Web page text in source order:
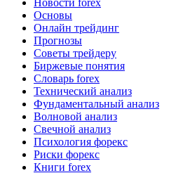
Новости forex
Основы
Онлайн трейдинг
Прогнозы
Советы трейдеру
Биржевые понятия
Словарь forex
Технический анализ
Фундаментальный анализ
Волновой анализ
Свечной анализ
Психология форекс
Риски форекс
Книги forex